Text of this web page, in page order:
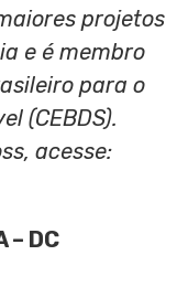
projetos
e é membro
para o
(CEBDS).
acesse:
– DC